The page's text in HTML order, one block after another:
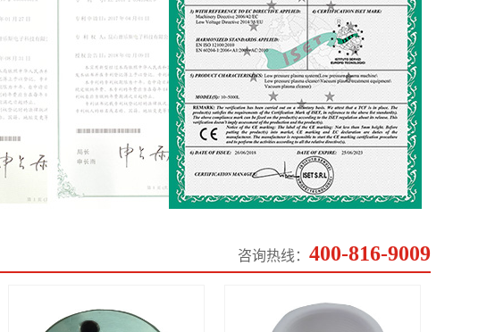
咨询热线： 400-816-9009